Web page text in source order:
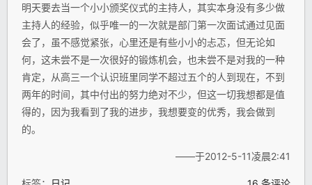
明天要去当一个小小颁奖仪式的主持人，其实本身没有多少做
主持人的经验，似乎唯一的一次就是部门第一次面试通过见面
会了，虽不感觉紧张，心里还是有些小小的忐忑，但无论如
何，这未尝不是一次很好的锻炼机会，也未尝不是对我的一种
肯定，从高三一个认识班里同学不超过五个的人到现在，不到
两年的时间，其中付出的努力绝对不少，但这一切我想都是值
得的，因为我看到了我的进步，我想要变的优秀，我会做到
的。
——于2012-5-11凌晨2:41